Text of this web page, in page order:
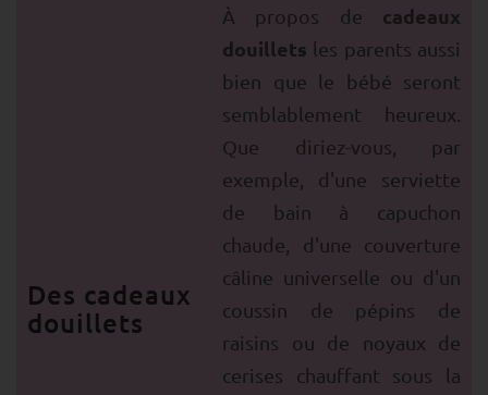
Des cadeaux
douillets
À propos de cadeaux
douillets les parents aussi
bien que le bébé seront
semblablement heureux.
Que diriez-vous, par
exemple, d'une serviette
de bain à capuchon
chaude, d'une couverture
câline universelle ou d'un
coussin de pépins de
raisins ou de noyaux de
cerises chauffant sous la